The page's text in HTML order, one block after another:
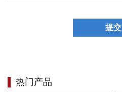
提交
热门产品